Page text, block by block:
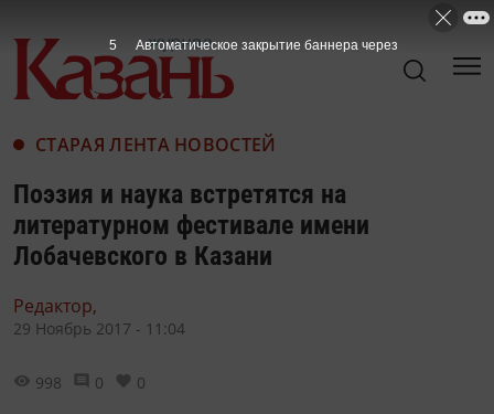
СТАРАЯ ЛЕНТА НОВОСТЕЙ
Поэзия и наука встретятся на
литературном фестивале имени
Лобачевского в Казани
Редактор,
29 Ноябрь 2017 - 11:04
998 0 0
4 Автоматическое закрытие баннера через